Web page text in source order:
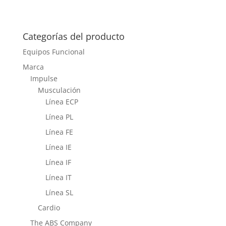
Categorías del producto
Equipos Funcional
Marca
Impulse
Musculación
Línea ECP
Línea PL
Línea FE
Línea IE
Línea IF
Línea IT
Línea SL
Cardio
The ABS Company